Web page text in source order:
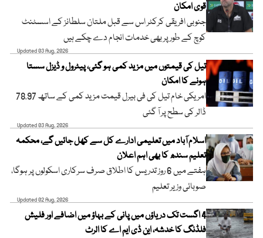
قوی امکان
جنوبی افریقی کرکٹر اس سے قبل ملتان سلطانز کے اسسٹنٹ
کوچ کے طور پر بھی خدمات انجام دے چکے ہیں
Updated 03 Aug, 2026
تیل کی قیمتوں میں مزید کمی ہو گئی، پیٹرول و ڈیزل سستا
ہونے کا امکان
امریکی خام تیل کی فی بیرل قیمت مزید کمی کے ساتھ 78.97
ڈالر کی سطح پر آ گئی
Updated 03 Aug, 2026
اسلام آباد میں تعلیمی ادارے کل سے کھل جائیں گے، محکمہ
تعلیم سندھ کا بھی اہم اعلان
ہفتے میں 6 روز تدریس کا اطلاق صرف سرکاری اسکولوں پر ہوگا،
صوبائی وزیر تعلیم
Updated 02 Aug, 2026
4 اگست تک دریاؤں میں پانی کے بہاؤ میں اضافے اور فلیش
فلڈنگ کا خدشہ، این ڈی ایم اے کا الرٹ